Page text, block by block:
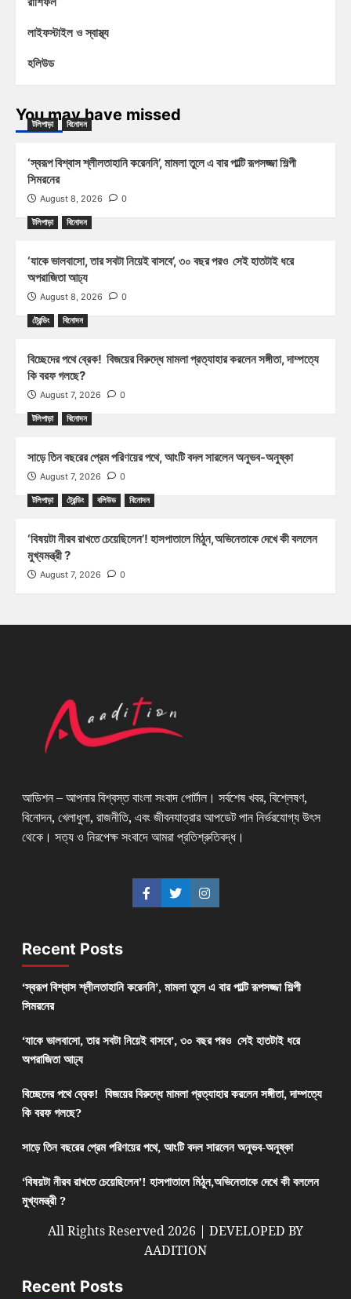
লাইফস্টাইল ও স্বাস্থ্য
হলিউড
You may have missed
টলিপাড়া বিনোদন
‘স্বরূপ বিশ্বাস শ্লীলতাহানি করেননি’, মামলা তুলে এ বার পাল্টি রূপসজ্জা শিল্পী
সিমরনের
August 8, 2026 0
টলিপাড়া বিনোদন
‘যাকে ভালবাসো, তার সবটা নিয়েই বাসবে’, ৩০ বছর পরও সেই হাতটাই ধরে
অপরাজিতা আঢ্য
August 8, 2026 0
ট্রেন্ডিং বিনোদন
বিচ্ছেদের পথে ব্রেক! বিজয়ের বিরুদ্ধে মামলা প্রত্যাহার করলেন সঙ্গীতা, দাম্পত্যে
কি বরফ গলছে?
August 7, 2026 0
টলিপাড়া বিনোদন
সাড়ে তিন বছরের প্রেম পরিণয়ের পথে, আংটি বদল সারলেন অনুভব-অনুষ্কা
August 7, 2026 0
টলিপাড়া ট্রেন্ডিং বলিউড বিনোদন
‘বিষয়টা নীরব রাখতে চেয়েছিলেন’! হাসপাতালে মিঠুন,অভিনেতাকে দেখে কী বললেন
মুখ্যমন্ত্রী ?
August 7, 2026 0
আডিশন – আপনার বিশ্বস্ত বাংলা সংবাদ পোর্টাল। সর্বশেষ খবর, বিশ্লেষণ,
বিনোদন, খেলাধুলা, রাজনীতি, এবং জীবনযাত্রার আপডেট পান নির্ভরযোগ্য উৎস
থেকে। সত্য ও নিরপেক্ষ সংবাদে আমরা প্রতিশ্রুতিবদ্ধ।
Recent Posts
‘স্বরূপ বিশ্বাস শ্লীলতাহানি করেননি’, মামলা তুলে এ বার পাল্টি রূপসজ্জা শিল্পী
সিমরনের
‘যাকে ভালবাসো, তার সবটা নিয়েই বাসবে’, ৩০ বছর পরও সেই হাতটাই ধরে
অপরাজিতা আঢ্য
বিচ্ছেদের পথে ব্রেক! বিজয়ের বিরুদ্ধে মামলা প্রত্যাহার করলেন সঙ্গীতা, দাম্পত্যে
কি বরফ গলছে?
সাড়ে তিন বছরের প্রেম পরিণয়ের পথে, আংটি বদল সারলেন অনুভব-অনুষ্কা
‘বিষয়টা নীরব রাখতে চেয়েছিলেন’! হাসপাতালে মিঠুন,অভিনেতাকে দেখে কী বললেন
মুখ্যমন্ত্রী ?
All Rights Reserved 2026 | DEVELOPED BY
AADITION
Recent Posts